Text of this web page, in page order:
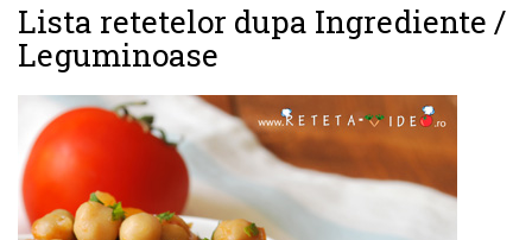
Lista retetelor dupa Ingrediente /
Leguminoase